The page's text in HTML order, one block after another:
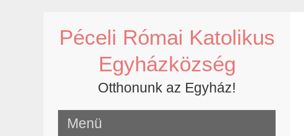
Péceli Római Katolikus
Egyházközség
Otthonunk az Egyház!
Menü